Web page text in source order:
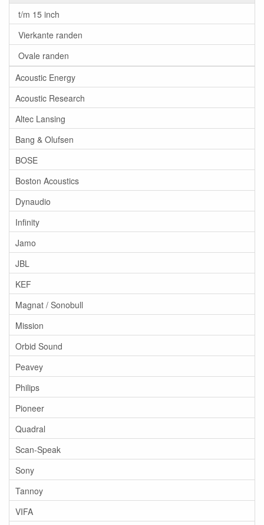
t/m 15 inch
Vierkante randen
Ovale randen
Acoustic Energy
Acoustic Research
Altec Lansing
Bang & Olufsen
BOSE
Boston Acoustics
Dynaudio
Infinity
Jamo
JBL
KEF
Magnat / Sonobull
Mission
Orbid Sound
Peavey
Philips
Pioneer
Quadral
Scan-Speak
Sony
Tannoy
VIFA